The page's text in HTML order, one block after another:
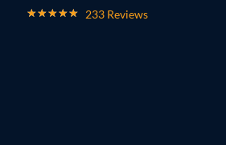
233 Reviews